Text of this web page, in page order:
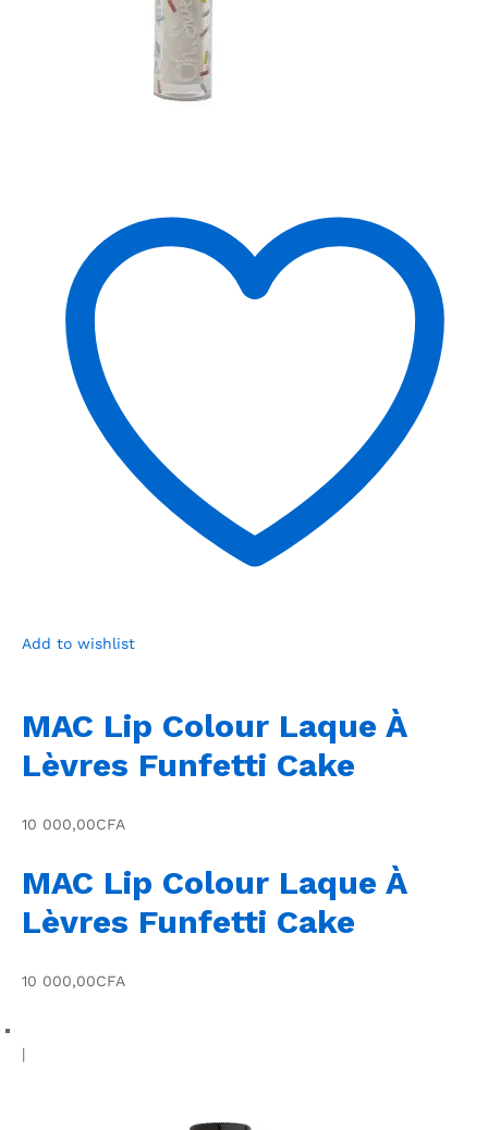
Add to wishlist
MAC Lip Colour Laque À
Lèvres Funfetti Cake
10 000,00CFA
MAC Lip Colour Laque À
Lèvres Funfetti Cake
10 000,00CFA
|